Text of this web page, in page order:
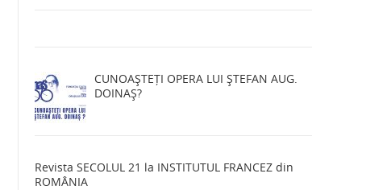
CUNOAȘTEȚI OPERA LUI ȘTEFAN AUG.
DOINAȘ?
Revista SECOLUL 21 la INSTITUTUL FRANCEZ din
ROMÂNIA